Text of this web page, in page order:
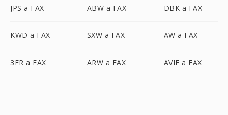
JPS a FAX ABW a FAX DBK a FAX
KWD a FAX SXW a FAX AW a FAX
3FR a FAX ARW a FAX AVIF a FAX